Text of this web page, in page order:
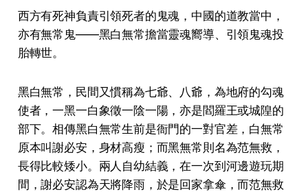
西方有死神負責引領死者的鬼魂，中國的道教當中，
亦有無常鬼——黑白無常擔當靈魂嚮導、引領鬼魂投
胎轉世。
黑白無常，民間又慣稱為七爺、八爺，為地府的勾魂
使者，一黑一白象徵一陰一陽，亦是閻羅王或城隍的
部下。相傳黑白無常生前是衙門的一對官差，白無常
原本叫謝必安，身材高瘦；而黑無常則名為范無救，
長得比較矮小。兩人自幼結義，在一次到河邊遊玩期
間，謝必安認為天將降雨，於是回家拿傘，而范無救